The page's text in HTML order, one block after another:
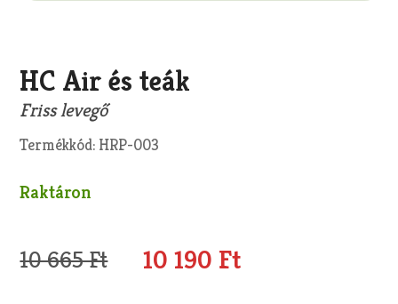
HC Air és teák
Friss levegő
Termékkód: HRP-003
Raktáron
10 665 Ft 10 190 Ft